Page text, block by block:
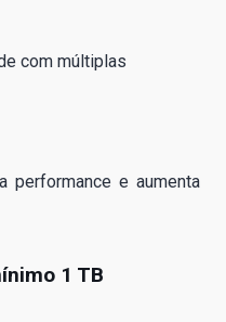
com múltiplas
performance e aumenta
1 TB